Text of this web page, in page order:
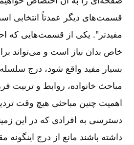
قسمت‌های دیگر عمدتاً انتخابی
مفیدتر". یکی از قسمت‌هایی که
خاص بدان نیاز است و می‌تواند
بسیار مفید واقع شود، درج سلسله
مباحث خانواده، روابط و تربیت
اهمیت چنین مباحثی هیچ وقت
دسترسی به افرادی که در این
داشته باشند مانع از درج اینگونه